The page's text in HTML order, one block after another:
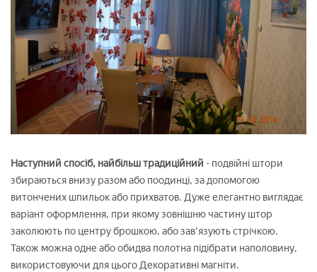
Наступний спосіб, найбільш традиційний - подвійні штори
збираються внизу разом або поодинці, за допомогою
витончених шпильок або прихватов. Дуже елегантно виглядає
варіант оформлення, при якому зовнішню частину штор
заколюють по центру брошкою, або зав'язують стрічкою.
Також можна одне або обидва полотна підібрати наполовину,
використовуючи для цього Декоративні магніти.